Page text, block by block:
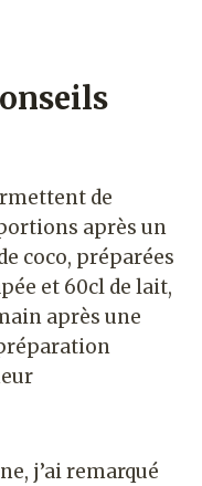
de
après un
coco, préparées
et 60cl de lait,
après une
j’ai remarqué